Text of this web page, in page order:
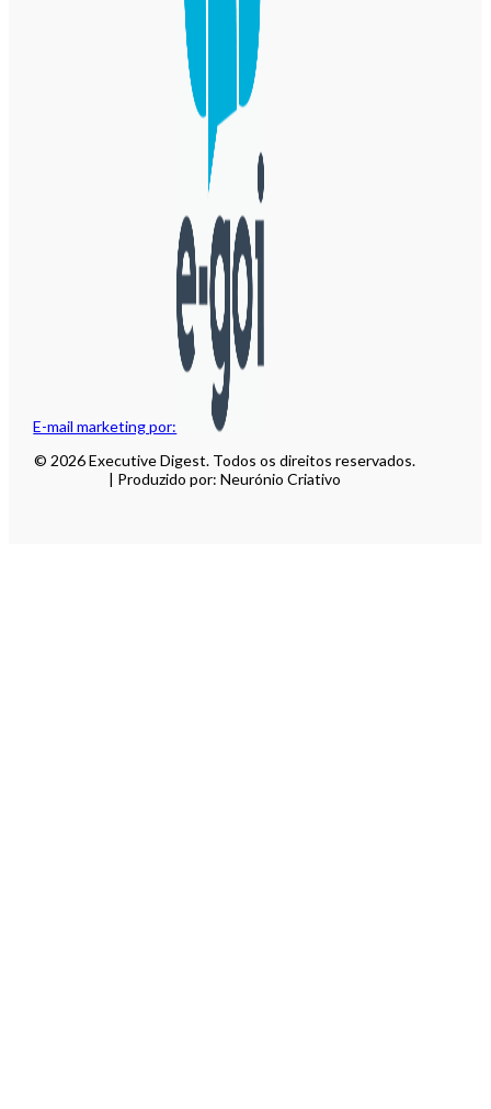
E-mail marketing por:
© 2026 Executive Digest. Todos os direitos reservados.
| Produzido por: Neurónio Criativo